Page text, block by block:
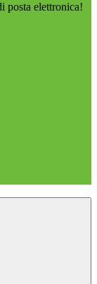
posta elettronica!